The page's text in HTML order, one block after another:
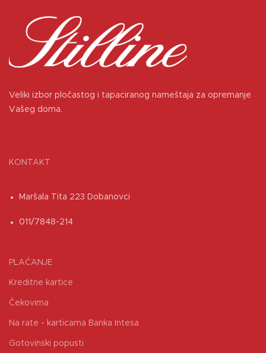
Veliki izbor pločastog i tapaciranog nameštaja za opremanje
Vašeg doma.
KONTAKT
Maršala Tita 223 Dobanovci
011/7848-214
PLAĆANJE
Kreditne kartice
Čekovima
Na rate - karticama Banka Intesa
Gotovinski popusti